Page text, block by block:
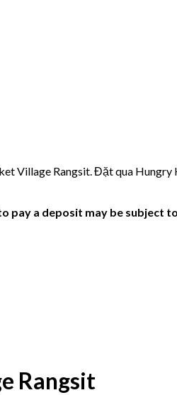
Village Rangsit. Đặt qua
a deposit may be subject
Rangsit